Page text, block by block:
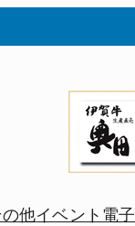
他イベント 電